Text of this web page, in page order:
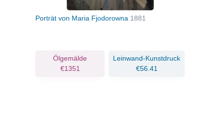
Porträt von Maria Fjodorowna 1881
Ölgemälde
€1351
Leinwand-Kunstdruck
€56.41